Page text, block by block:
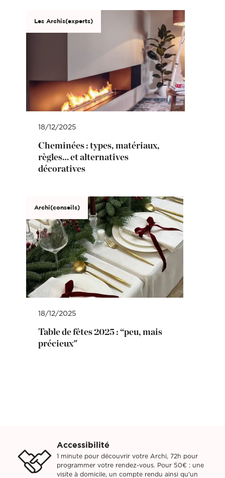
Les Archis(experts)
18/12/2025
Cheminées : types, matériaux,
règles… et alternatives
décoratives
Archi(conseils)
18/12/2025
Table de fêtes 2025 : “peu, mais
précieux"
Accessibilité
1 minute pour découvrir votre Archi, 72h pour
programmer votre rendez-vous. Pour 50€ : une
visite à domicile, un compte rendu ainsi qu'un